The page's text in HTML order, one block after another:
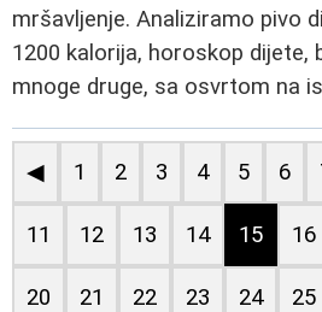
mršavljenje. Analiziramo pivo
1200 kalorija, horoskop dijete,
mnoge druge, sa osvrtom na
◀ 1 2 3 4 5 6
11 12 13 14 15 16
20 21 22 23 24 25